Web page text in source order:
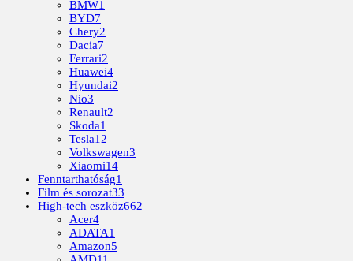
BMW1
BYD7
Chery2
Dacia7
Ferrari2
Huawei4
Hyundai2
Nio3
Renault2
Skoda1
Tesla12
Volkswagen3
Xiaomi14
Fenntarthatóság1
Film és sorozat33
High-tech eszköz662
Acer4
ADATA1
Amazon5